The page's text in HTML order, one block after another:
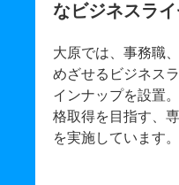
なビジネスラ
大原では、事務職
めざせるビジネス
インナップを設置
格取得を目指す、
を実施しています。